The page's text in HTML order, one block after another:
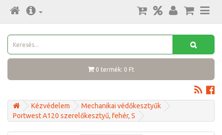
0 termék: 0 Ft
Kézvédelem
Mechanikai védőkesztyűk
Portwest A120 szerelőkesztyű, fehér, S